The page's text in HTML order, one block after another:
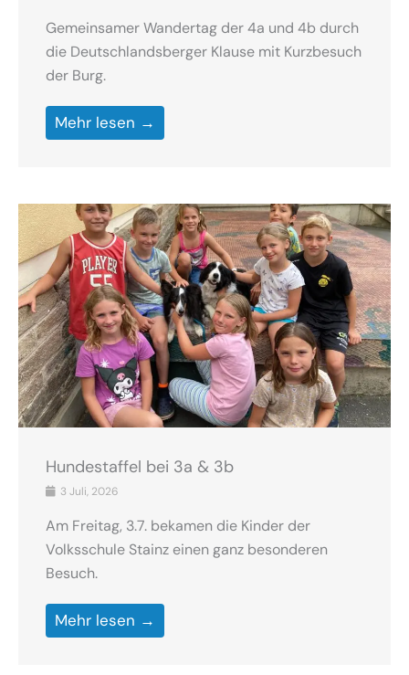
Gemeinsamer Wandertag der 4a und 4b durch
die Deutschlandsberger Klause mit Kurzbesuch
der Burg.
Mehr lesen →
Hundestaffel bei 3a & 3b
3 Juli, 2026
Am Freitag, 3.7. bekamen die Kinder der
Volksschule Stainz einen ganz besonderen
Besuch.
Mehr lesen →